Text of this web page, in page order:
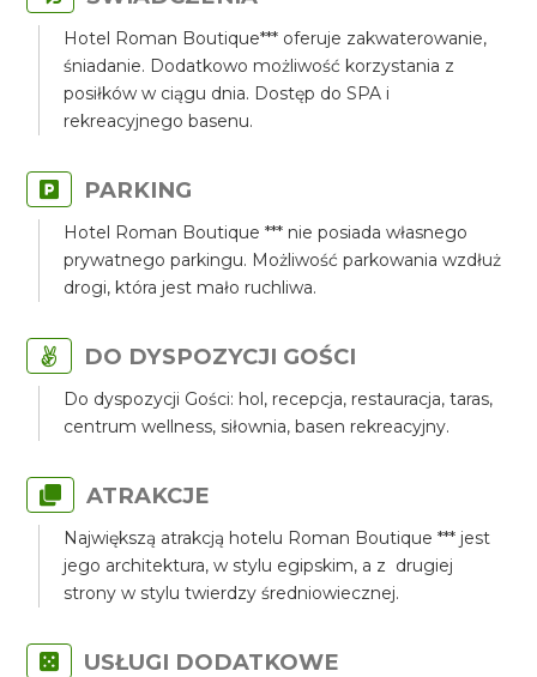
Hotel Roman Boutique*** oferuje zakwaterowanie,
śniadanie. Dodatkowo możliwość korzystania z
posiłków w ciągu dnia. Dostęp do SPA i
rekreacyjnego basenu.
PARKING
Hotel Roman Boutique *** nie posiada własnego
prywatnego parkingu. Możliwość parkowania wzdłuż
drogi, która jest mało ruchliwa.
DO DYSPOZYCJI GOŚCI
Do dyspozycji Gości: hol, recepcja, restauracja, taras,
centrum wellness, siłownia, basen rekreacyjny.
ATRAKCJE
Największą atrakcją hotelu Roman Boutique *** jest
jego architektura, w stylu egipskim, a z drugiej
strony w stylu twierdzy średniowiecznej.
USŁUGI DODATKOWE